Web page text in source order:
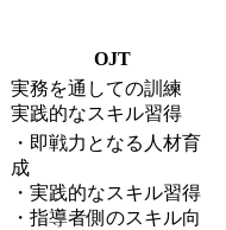
OJT
実務を通しての訓練
実践的なスキル習得
・即戦力となる人材育
成
・実践的なスキル習得
・指導者側のスキル向